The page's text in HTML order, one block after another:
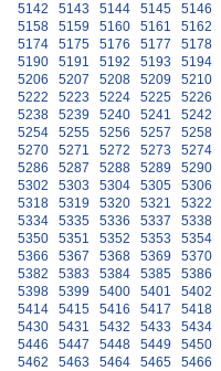
5142
5143 5144 5145 5146
5158
5159 5160 5161 5162
5174
5175 5176 5177 5178
5190
5191 5192 5193 5194
5206
5207 5208 5209 5210
5222
5223 5224 5225 5226
5238
5239 5240 5241 5242
5254
5255 5256 5257 5258
5270
5271 5272 5273 5274
5286
5287 5288 5289 5290
5302
5303 5304 5305 5306
5318
5319 5320 5321 5322
5334
5335 5336 5337 5338
5350
5351 5352 5353 5354
5366
5367 5368 5369 5370
5382
5383 5384 5385 5386
5398
5399 5400 5401 5402
5414
5415 5416 5417 5418
5430
5431 5432 5433 5434
5446
5447 5448 5449 5450
5462
5463 5464 5465 5466